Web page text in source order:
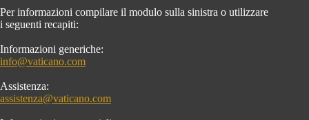
Per informazioni compilare il modulo sulla sinistra o utilizzare
i seguenti recapiti:
Informazioni generiche:
info@vaticano.com
Assistenza:
assistenza@vaticano.com